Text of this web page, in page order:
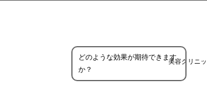
美容クリニ
どのような効果が期待できます
か？